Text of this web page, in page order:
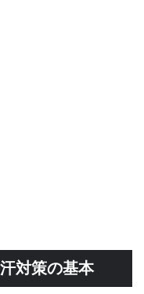
対策の基本